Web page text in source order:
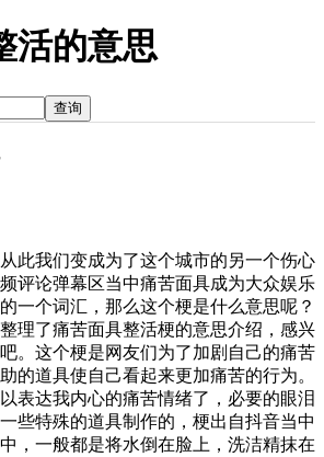
活的意思
查询
此我们变成为了这个城市的另一个伤心
评论弹幕区当中痛苦面具成为大众娱乐
一个词汇，那么这个梗是什么意思呢？
理了痛苦面具整活梗的意思介绍，感兴
。这个梗是网友们为了加剧自己的痛苦
的道具使自己看起来更加痛苦的行为。
表达我内心的痛苦情绪了，必要的眼泪
些特殊的道具制作的，梗出自抖音当中
，一般都是将水倒在脸上，洗洁精抹在